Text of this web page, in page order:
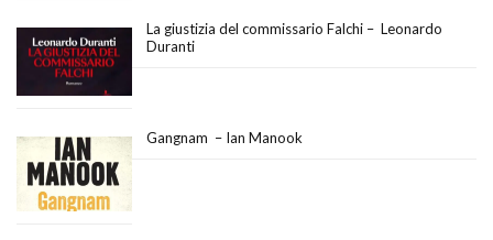
La giustizia del commissario Falchi – Leonardo
Duranti
Gangnam – Ian Manook